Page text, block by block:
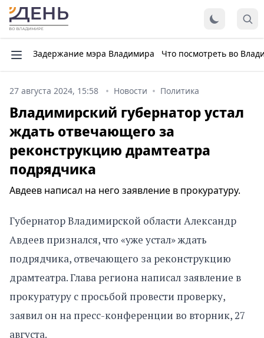
Задержание мэра Владимира Что посмотреть во
27 августа 2024, 15:58 Новости Политика
Владимирский губернатор устал
ждать отвечающего за
реконструкцию драмтеатра
подрядчика
Авдеев написал на него заявление в прокуратуру.
Губернатор Владимирской области Александр
Авдеев признался, что «уже устал» ждать
подрядчика, отвечающего за реконструкцию
драмтеатра. Глава региона написал заявление в
прокуратуру с просьбой провести проверку,
заявил он на пресс-конференции во вторник, 27
августа.